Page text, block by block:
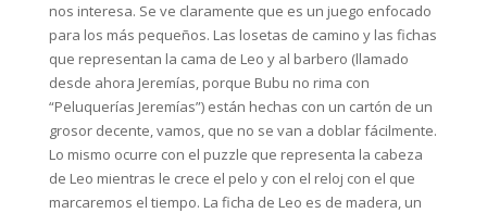
nos interesa. Se ve claramente que es un juego enfocado
para los más pequeños. Las losetas de camino y las fichas
que representan la cama de Leo y al barbero (llamado
desde ahora Jeremías, porque Bubu no rima con
“Peluquerías Jeremías”) están hechas con un cartón de un
grosor decente, vamos, que no se van a doblar fácilmente.
Lo mismo ocurre con el puzzle que representa la cabeza
de Leo mientras le crece el pelo y con el reloj con el que
marcaremos el tiempo. La ficha de Leo es de madera, un